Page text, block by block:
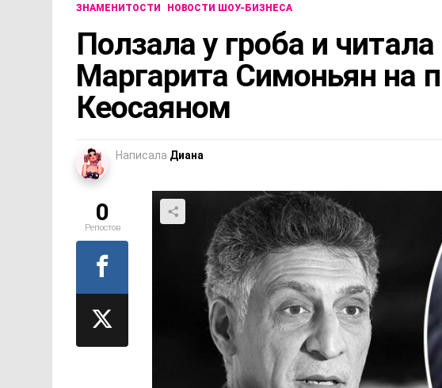
ЗНАМЕНИТОСТИ НОВОСТИ ШОУ-БИЗНЕСА
Ползала у гроба и читала
Маргарита Симоньян на
Кеосаяном
Написала Диана
0
Репостов